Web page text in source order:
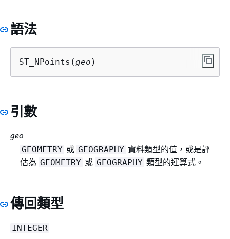
語法
ST_NPoints(geo )
引數
geo
GEOMETRY 或 GEOGRAPHY 資料類型的值，或是評
估為 GEOMETRY 或 GEOGRAPHY 類型的運算式。
傳回類型
INTEGER